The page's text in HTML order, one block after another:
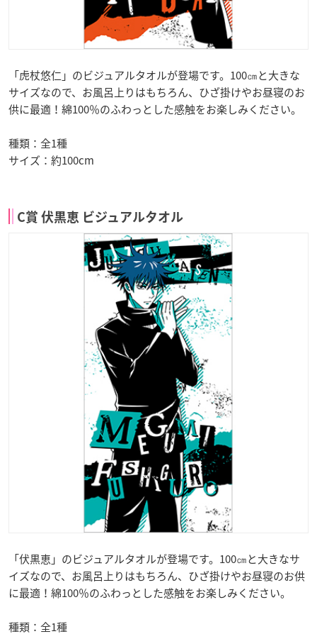
「虎杖悠仁」のビジュアルタオルが登場です。100㎝と大きな
サイズなので、お風呂上りはもちろん、ひざ掛けやお昼寝のお
供に最適！綿100％のふわっとした感触をお楽しみください。
種類：全1種
サイズ：約100cm
C賞 伏黒恵 ビジュアルタオル
「伏黒恵」のビジュアルタオルが登場です。100㎝と大きなサ
イズなので、お風呂上りはもちろん、ひざ掛けやお昼寝のお供
に最適！綿100％のふわっとした感触をお楽しみください。
種類：全1種